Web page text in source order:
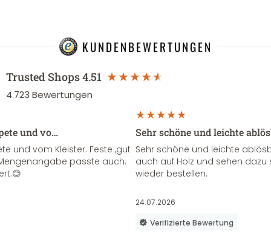
KUNDENBEWERTUNGEN
Trusted Shops4.51
4.723 Bewertungen
und vo…
und vom Kleister. Feste ,gut
passte auch.
Sehr schöne und leichte
Sehr schöne und leichte
auch auf Holz und sehen
wieder bestellen.
24.07.2026
Verifizierte Bewertung